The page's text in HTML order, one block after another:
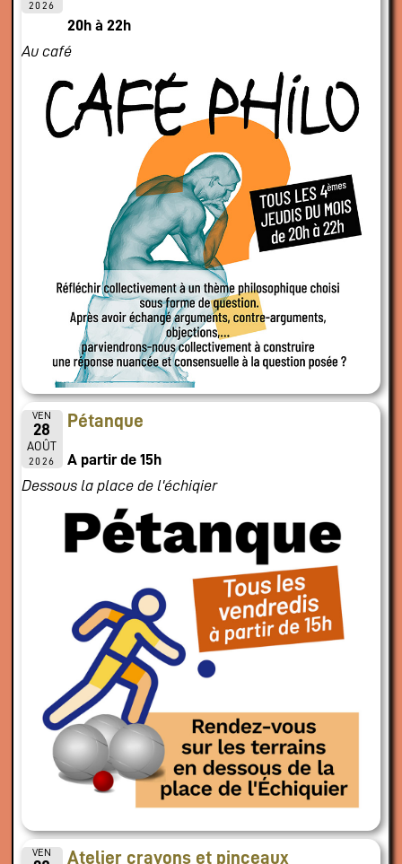
2026
20h à 22h
Au café
VEN
28
AOÛT
2026
Pétanque
A partir de 15h
Dessous la place de l'échiqier
VEN Atelier crayons et pinceaux